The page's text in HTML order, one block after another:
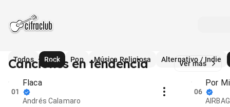
Todos Rock Pop Música Religiosa Alternativo / Indie
Canciones en tendencia Ver más
01
Flaca
Andrés Calamaro
06
Por
AIRBAG